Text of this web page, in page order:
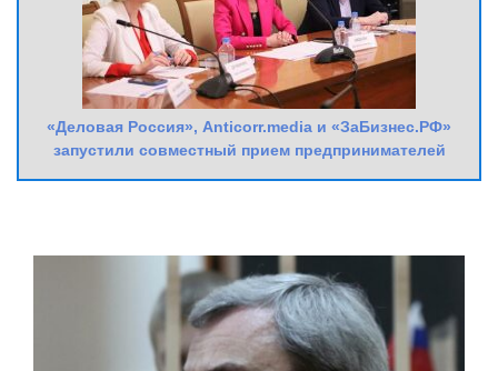
«Деловая Россия», Anticorr.media и «ЗаБизнес.РФ»
запустили совместный прием предпринимателей